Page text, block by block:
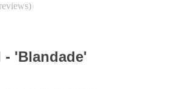
- 'Blandade'